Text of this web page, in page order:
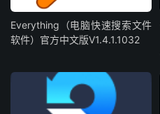
Everything（电脑快速搜索文件
软件）官方中文版V1.4.1.1032